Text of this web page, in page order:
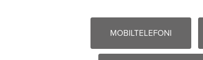
MOBILTELEFONI